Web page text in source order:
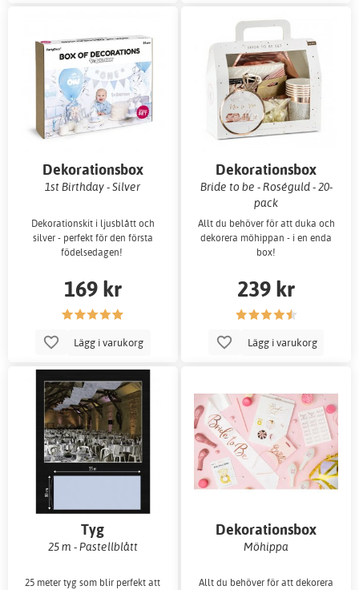
Dekorationsbox
1st Birthday - Silver
Dekorationskit i ljusblått och
silver - perfekt för den första
födelsedagen!
169 kr
Lägg i varukorg
Dekorationsbox
Bride to be - Roséguld - 20-
pack
Allt du behöver för att duka och
dekorera möhippan - i en enda
box!
239 kr
Lägg i varukorg
Tyg
25 m - Pastellblått
25 meter tyg som blir perfekt att
Dekorationsbox
Möhippa
Allt du behöver för att dekorera